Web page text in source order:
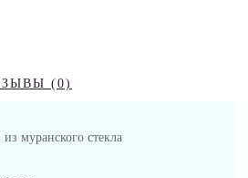
(0)
муранского стекла